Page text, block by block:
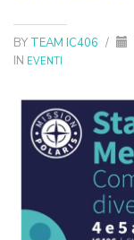
BY TEAM IC406 /
IN EVENTI